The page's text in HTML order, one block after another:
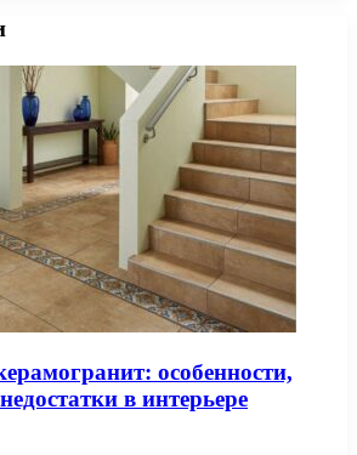
особенности,
в интерьере